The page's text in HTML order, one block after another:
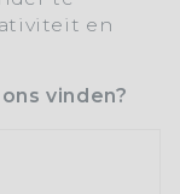
en
vinden?